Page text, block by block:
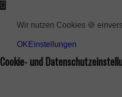
Wir nutzen Cookies 🍪
OK Einstellungen
Cookie- und